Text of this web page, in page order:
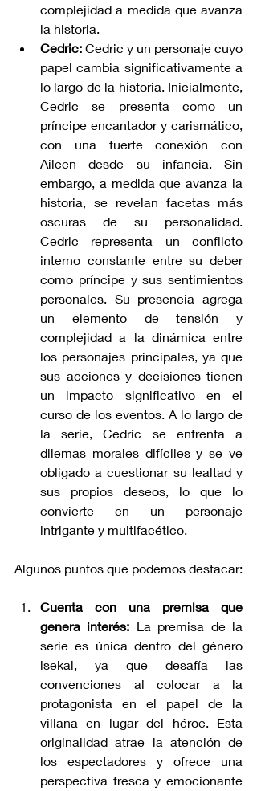
complejidad a medida que avanza
la historia.
Cedric: Cedric y un personaje cuyo
papel cambia significativamente a
lo largo de la historia. Inicialmente,
Cedric se presenta como un
príncipe encantador y carismático,
con una fuerte conexión con
Aileen desde su infancia. Sin
embargo, a medida que avanza la
historia, se revelan facetas más
oscuras de su personalidad.
Cedric representa un conflicto
interno constante entre su deber
como príncipe y sus sentimientos
personales. Su presencia agrega
un elemento de tensión y
complejidad a la dinámica entre
los personajes principales, ya que
sus acciones y decisiones tienen
un impacto significativo en el
curso de los eventos. A lo largo de
la serie, Cedric se enfrenta a
dilemas morales difíciles y se ve
obligado a cuestionar su lealtad y
sus propios deseos, lo que lo
convierte en un personaje
intrigante y multifacético.
Algunos puntos que podemos destacar:
Cuenta con una premisa que
genera interés: La premisa de la
serie es única dentro del género
isekai, ya que desafía las
convenciones al colocar a la
protagonista en el papel de la
villana en lugar del héroe. Esta
originalidad atrae la atención de
los espectadores y ofrece una
perspectiva fresca y emocionante